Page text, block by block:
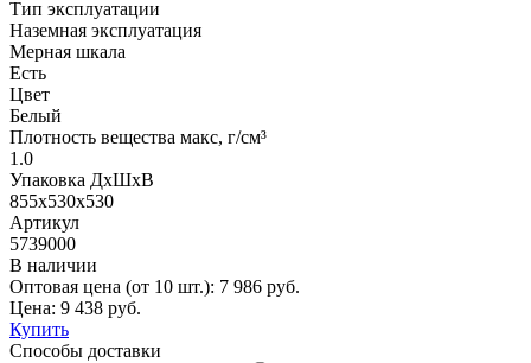
Тип эксплуатации
Наземная эксплуатация
Мерная шкала
Есть
Цвет
Белый
Плотность вещества макс, г/см³
1.0
Упаковка ДхШхВ
855х530х530
Артикул
5739000
В наличии
Оптовая цена (от 10 шт.): 7 986 руб.
Цена: 9 438 руб.
Купить
Способы доставки